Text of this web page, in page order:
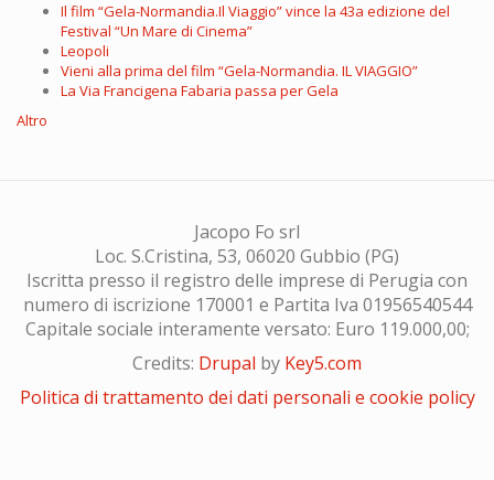
Il film “Gela-Normandia.Il Viaggio” vince la 43a edizione del
Festival “Un Mare di Cinema”
Leopoli
Vieni alla prima del film “Gela-Normandia. IL VIAGGIO”
La Via Francigena Fabaria passa per Gela
Altro
Jacopo Fo srl
Loc. S.Cristina, 53, 06020 Gubbio (PG)
Iscritta presso il registro delle imprese di Perugia con
numero di iscrizione 170001 e Partita Iva 01956540544
Capitale sociale interamente versato: Euro 119.000,00;
Credits: Drupal by Key5.com
Politica di trattamento dei dati personali e cookie policy